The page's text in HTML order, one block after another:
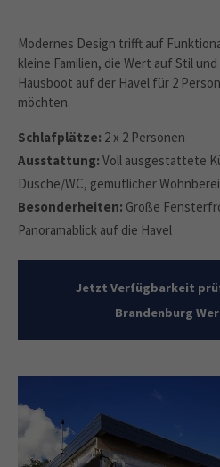
Modernes Design trifft auf
kleine Familien, die Wert auf Stil
Hausboot auf der Havel für 2
möchten.
Schlafplätze: 2 x 2 Personen
Ausstattung: Voll ausgestattete
Dusche/WC, gemütlicher
Besonderheiten: Große
Panoramablick auf die Havel
Jetzt Verfügbarkeit
Brandenburg